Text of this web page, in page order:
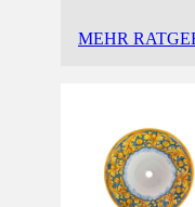
MEHR